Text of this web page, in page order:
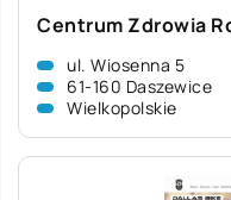
Centrum Zdrowia
ul. Wiosenna 5
61-160 Daszewice
Wielkopolskie